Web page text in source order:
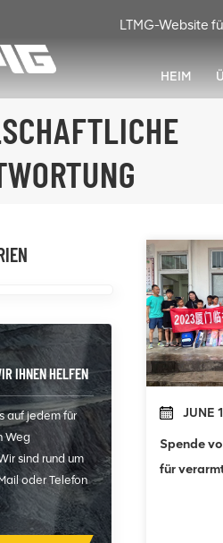
LTMG-Website
HEIM
JUNE
Spende
für
IHNEN HELFEN
auf jedem für
Weg
sind rund um
oder Telefon